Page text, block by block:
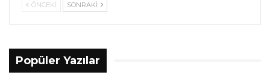
ÖNCEKI SONRAKI
Popüler Yazılar